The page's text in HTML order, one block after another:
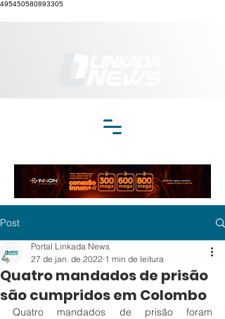
495450580893305
Post
Quatro mandados de prisão
são cumpridos em Colombo
Portal Linkada News
27 de jan. de 2022 1 min de leitura
Quatro mandados de prisão foram